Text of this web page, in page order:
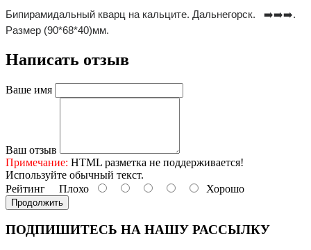
Бипирамидальный кварц на кальците. Дальнегорск. ➡️➡️➡️.
Размер (90*68*40)мм.
Написать отзыв
Ваше имя
Ваш отзыв
Примечание: HTML разметка не поддерживается!
Используйте обычный текст.
Рейтинг Плохо Хорошо
Продолжить
ПОДПИШИТЕСЬ НА НАШУ РАССЫЛКУ